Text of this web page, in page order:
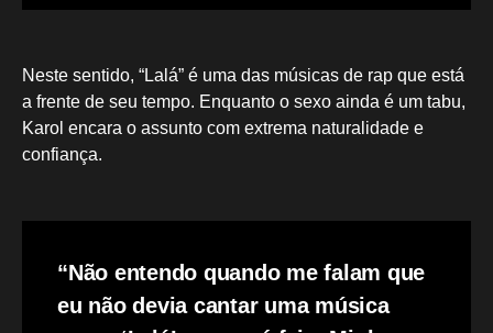
Neste sentido, “Lalá” é uma das músicas de rap que está
a frente de seu tempo. Enquanto o sexo ainda é um tabu,
Karol encara o assunto com extrema naturalidade e
confiança.
“Não entendo quando me falam que
eu não devia cantar uma música